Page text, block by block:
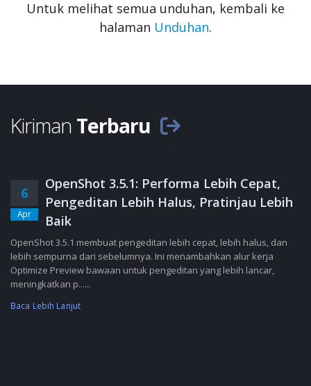
Untuk melihat semua unduhan, kembali ke
halaman Unduhan.
Kiriman Terbaru
6
Apr
OpenShot 3.5.1: Performa Lebih Cepat,
Pengeditan Lebih Halus, Pratinjau Lebih
Baik
OpenShot 3.5.1 membuat pengeditan lebih cepat, lebih halus, dan
lebih sempurna dari sebelumnya. Ini menambahkan alur kerja
Optimize Preview bawaan untuk pengeditan yang lebih lancar,
meningkatkan p......
Baca Lebih Lanjut